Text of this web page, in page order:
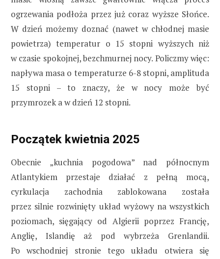
ogrzewania podłoża przez już coraz wyższe Słońce.
W dzień możemy doznać (nawet w chłodnej masie
powietrza) temperatur o 15 stopni wyższych niż
w czasie spokojnej, bezchmurnej nocy. Policzmy więc:
napływa masa o temperaturze 6-8 stopni, amplituda
15 stopni – to znaczy, że w nocy może być
przymrozek a w dzień 12 stopni.
Początek kwietnia 2025
Obecnie „kuchnia pogodowa” nad północnym
Atlantykiem przestaje działać z pełną mocą,
cyrkulacja zachodnia zablokowana została
przez silnie rozwinięty układ wyżowy na wszystkich
poziomach, sięgający od Algierii poprzez Francję,
Anglię, Islandię aż pod wybrzeża Grenlandii.
Po wschodniej stronie tego układu otwiera się